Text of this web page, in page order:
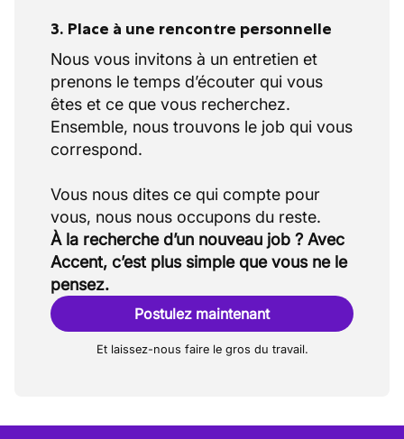
3. Place à une rencontre personnelle
Nous vous invitons à un entretien et
prenons le temps d’écouter qui vous
êtes et ce que vous recherchez.
Ensemble, nous trouvons le job qui vous
correspond.
Vous nous dites ce qui compte pour
À la recherche d’un nouveau job ? Avec
Accent, c’est plus simple que vous ne le
pensez.
Postulez maintenant
Et laissez-nous faire le gros du travail.